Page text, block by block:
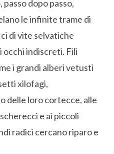
dopo passo,
le infinite trame di
di vite selvatiche
occhi indiscreti. Fili
i grandi alberi vetusti
xilofagi,
delle loro cortecce, alle
e ai piccoli
radici cercano riparo e